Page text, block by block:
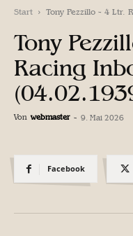
Start Tony Pezzillo - 4 Ltr.
Tony
Racing
Von webmaster - 9. Mai 2026
Facebook